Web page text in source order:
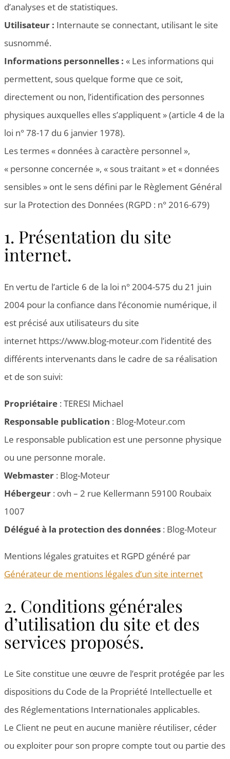
d’analyses et de statistiques.
Utilisateur : Internaute se connectant, utilisant le site
susnommé.
Informations personnelles : « Les informations qui
permettent, sous quelque forme que ce soit,
directement ou non, l’identification des personnes
physiques auxquelles elles s’appliquent » (article 4 de la
loi n° 78-17 du 6 janvier 1978).
Les termes « données à caractère personnel »,
« personne concernée », « sous traitant » et « données
sensibles » ont le sens défini par le Règlement Général
sur la Protection des Données (RGPD : n° 2016-679)
1. Présentation du site
internet.
En vertu de l’article 6 de la loi n° 2004-575 du 21 juin
2004 pour la confiance dans l’économie numérique, il
est précisé aux utilisateurs du site
internet https://www.blog-moteur.com l’identité des
différents intervenants dans le cadre de sa réalisation
et de son suivi:
Propriétaire : TERESI Michael
Responsable publication : Blog-Moteur.com
Le responsable publication est une personne physique
ou une personne morale.
Webmaster : Blog-Moteur
Hébergeur : ovh – 2 rue Kellermann 59100 Roubaix
1007
Délégué à la protection des données : Blog-Moteur
Mentions légales gratuites et RGPD généré par
Générateur de mentions légales d’un site internet
2. Conditions générales
d’utilisation du site et des
services proposés.
Le Site constitue une œuvre de l’esprit protégée par les
dispositions du Code de la Propriété Intellectuelle et
des Réglementations Internationales applicables.
Le Client ne peut en aucune manière réutiliser, céder
ou exploiter pour son propre compte tout ou partie des